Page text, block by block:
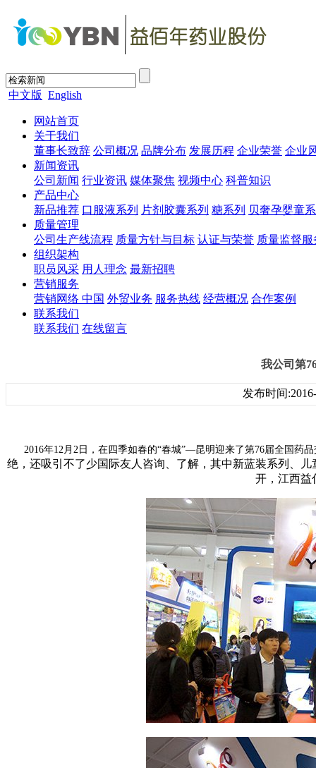
中文版 English
网站首页
关于我们
董事长致辞 公司概况 品牌分布 发展历程 企业荣誉 企业
新闻资讯
公司新闻 行业资讯 媒体聚焦 视频中心 科普知识
产品中心
新品推荐 口服液系列 片剂胶囊系列 糖系列 贝奢孕婴童
质量管理
公司生产线流程 质量方针与目标 认证与荣誉 质量监督服
组织架构
职员风采 用人理念 最新招聘
营销服务
营销网络 中国 外贸业务 服务热线 经营概况 合作案例
联系我们
联系我们 在线留言
我公司第
发布时间
2016年12月2日，在四季如春的“春城”—昆明迎来了第76届全国药品
绝，还吸引不了少国际友人咨询、了解，其中新蓝装系列、
开，江西益